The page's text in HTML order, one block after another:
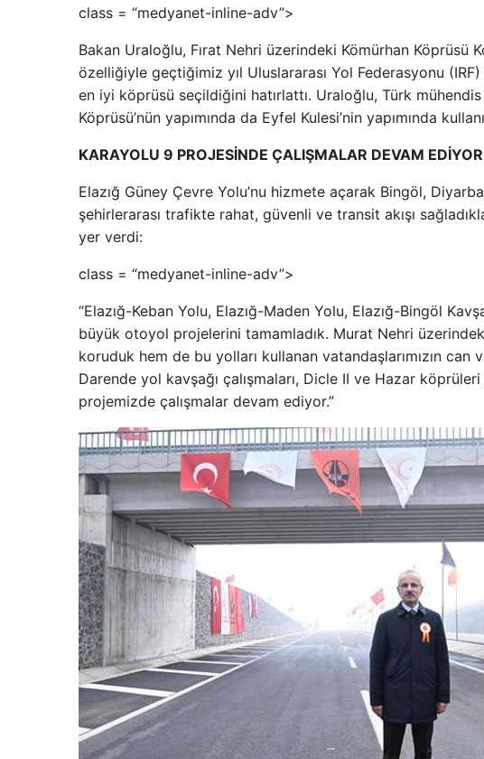
class = “medyanet-inline-adv”>
Bakan Uraloğlu, Fırat Nehri üzerindeki Kömürhan Köprüsü
özelliğiyle geçtiğimiz yıl Uluslararası Yol Federasyonu
en iyi köprüsü seçildiğini hatırlattı. Uraloğlu, Türk
Köprüsü’nün yapımında da Eyfel Kulesi’nin yapımında
KARAYOLU 9 PROJESİNDE ÇALIŞMALAR DEVAM EDİYOR
Elazığ Güney Çevre Yolu’nu hizmete açarak Bingöl,
şehirlerarası trafikte rahat, güvenli ve transit akışı
yer verdi:
class = “medyanet-inline-adv”>
“Elazığ-Keban Yolu, Elazığ-Maden Yolu, Elazığ-Bingöl
büyük otoyol projelerini tamamladık. Murat Nehri
koruduk hem de bu yolları kullanan vatandaşlarımızın can
Darende yol kavşağı çalışmaları, Dicle II ve Hazar
projemizde çalışmalar devam ediyor.”